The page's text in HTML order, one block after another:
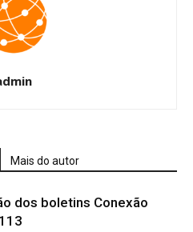
Mais do autor
dos boletins Conexão